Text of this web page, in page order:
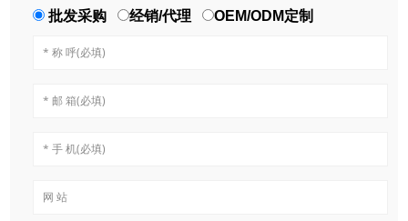
批发采购 经销/代理 OEM/ODM定制